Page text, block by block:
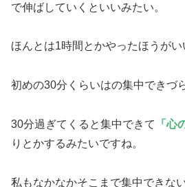
で伸ばしていくといいみたい。
ほんとは1時間とかやったほうが
初めの30分くらいはの集中できづ
30分過ぎてくると集中できて 「心
りとかするみたいですね。
私もなかなかそこまで集中できな